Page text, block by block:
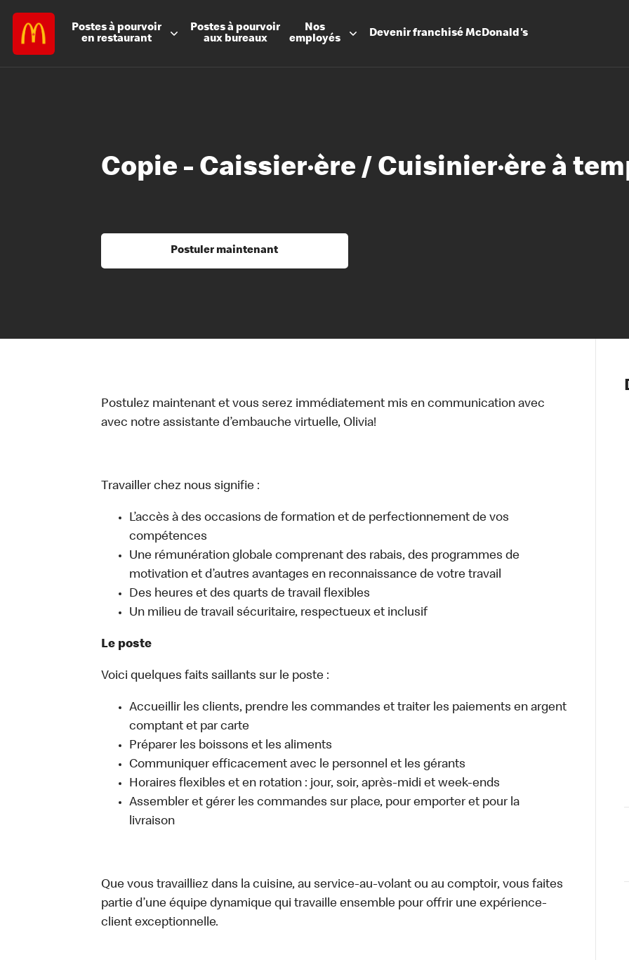
Postes à pourvoir
en restaurant
Postes à pourvoir
aux bureaux
Nos
employés
DevenirfranchiséMcDonald's
Les
Notre
Nos
Santé et
Copie - Caissier·ère / Cuisinier·ère à
Postuler maintenant
Postulez maintenant et vous serez immédiatement mis en communication avec
avec notre assistante d’embauche virtuelle, Olivia!
Travailler chez nous signifie :
L’accès à des occasions de formation et de perfectionnement de vos
compétences
Une rémunération globale comprenant des rabais, des programmes de
motivation et d’autres avantages en reconnaissance de votre travail
Des heures et des quarts de travail flexibles
Un milieu de travail sécuritaire, respectueux et inclusif
Le poste
Voici quelques faits saillants sur le poste :
Accueillir les clients, prendre les commandes et traiter les paiements en argent
comptant et par carte
Préparer les boissons et les aliments
Communiquer efficacement avec le personnel et les gérants
Horaires flexibles et en rotation : jour, soir, après-midi et week-ends
Assembler et gérer les commandes sur place, pour emporter et pour la
livraison
Que vous travailliez dans la cuisine, au service-au-volant ou au comptoir, vous faites
partie d’une équipe dynamique qui travaille ensemble pour offrir une expérience-
client exceptionnelle.